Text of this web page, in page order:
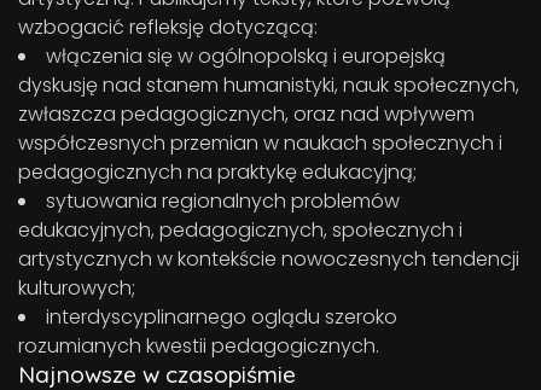
wzbogacić refleksję dotyczącą:
włączenia się w ogólnopolską i europejską
dyskusję nad stanem humanistyki, nauk społecznych,
zwłaszcza pedagogicznych, oraz nad wpływem
współczesnych przemian w naukach społecznych i
pedagogicznych na praktykę edukacyjną;
sytuowania regionalnych problemów
edukacyjnych, pedagogicznych, społecznych i
artystycznych w kontekście nowoczesnych tendencji
kulturowych;
interdyscyplinarnego oglądu szeroko
rozumianych kwestii pedagogicznych.
Najnowsze w czasopiśmie